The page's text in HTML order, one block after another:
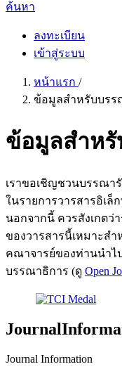
ค้นหา
ลงทะเบียน
เข้าสู่ระบบ
หน้าแรก /
ข้อมูลสำหรับบรร
ข้อมูลสำห
เราขอเชิญชวนบรรณา
ในรายการวารสารอิเ
นอกจากนี้ ควรสังเกตว่
ของวารสารนี้เหมาะสำ
คณาจารย์ของท่านนำไ
บรรณาธิการ (ดู Open
Journal Information